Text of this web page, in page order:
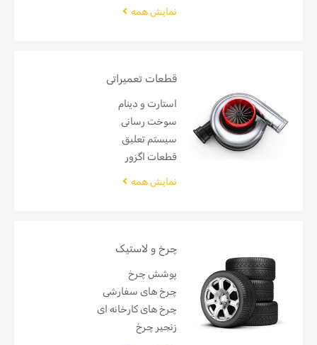
نمایش همه
قطعات تعمیراتی
استارت و دینام
سوخت رسانی
سیستم تعلیق
قطعات اگزور
نمایش همه
چرخ و لاستیک
پوشش چرخ
چرخ های سفارشی
چرخ های کارخانه ای
زنجیر چرخ